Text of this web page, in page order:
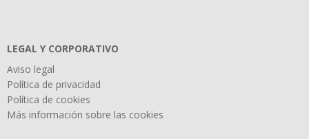
LEGAL Y CORPORATIVO
Aviso legal
Política de privacidad
Política de cookies
Más información sobre las cookies